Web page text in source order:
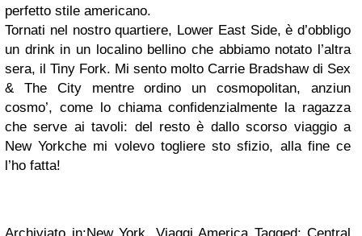
perfetto stile americano.
Tornati nel nostro quartiere, Lower East Side, è d’obbligo
un drink in un localino bellino che abbiamo notato l’altra
sera, il Tiny Fork. Mi sento molto Carrie Bradshaw di Sex
& The City mentre ordino un cosmopolitan, anziun
cosmo’, come lo chiama confidenzialmente la ragazza
che serve ai tavoli: del resto è dallo scorso viaggio a
New Yorkche mi volevo togliere sto sfizio, alla fine ce
l’ho fatta!
Archiviato in:New York, Viaggi America Tagged: Central